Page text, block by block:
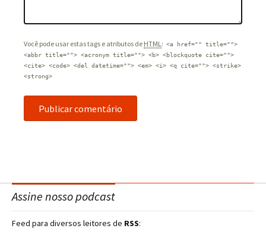
Você pode usar estas tags e atributos de HTML: <a href="" title="">
<abbr title=""> <acronym title=""> <b> <blockquote cite="">
<cite> <code> <del datetime=""> <em> <i> <q cite=""> <strike>
<strong>
Assine nosso podcast
Feed para diversos leitores de RSS: